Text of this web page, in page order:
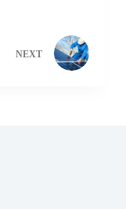
NEXT